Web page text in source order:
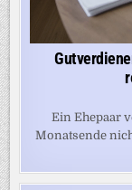
Ein Ehepaar
Monatsende